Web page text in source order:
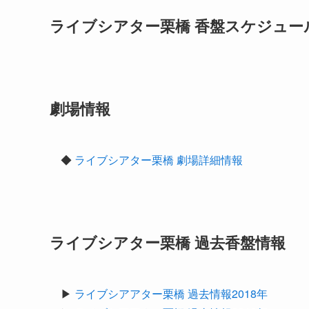
ライブシアター栗橋 香盤スケジュー
劇場情報
◆ ライブシアター栗橋 劇場詳細情報
ライブシアター栗橋 過去香盤情報
▶︎ ライブシアアター栗橋 過去情報2018年